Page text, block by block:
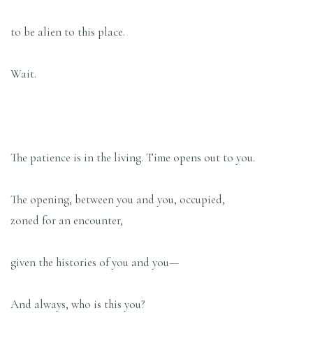
to be alien to this place.
Wait.
The patience is in the living. Time opens out to you.
The opening, between you and you, occupied,
zoned for an encounter,
given the histories of you and you—
And always, who is this you?